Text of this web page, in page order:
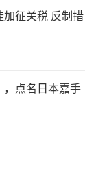
征关税 反制措
点名日本嘉手